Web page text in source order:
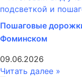
Пошаговые
Фоминском
09.06.2026
Читать далее »